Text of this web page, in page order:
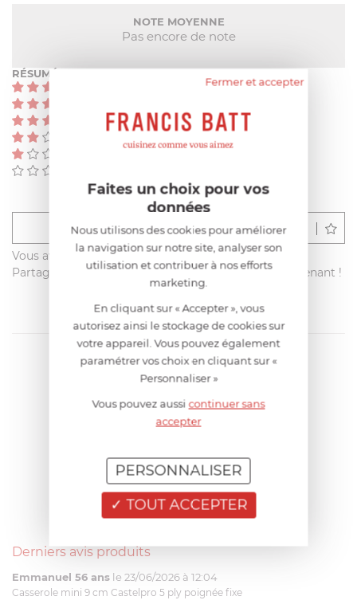
NOTE MOYENNE
Pas encore de note
RÉSUMÉ
Déposer un avis
Vous avez acheté ce produit sur francisbatt.com ?
Partagez votre avis avec les autres clients dès maintenant !
Derniers avis produits
Emmanuel 56 ans le 23/06/2026 à 12:04
Casserole mini 9 cm Castelpro 5 ply poignée fixe
Fermer et accepter
Faites un choix pour vos
données
Nous utilisons des cookies pour améliorer
la navigation sur notre site, analyser son
utilisation et contribuer à nos efforts
marketing.
En cliquant sur « Accepter », vous
autorisez ainsi le stockage de cookies sur
votre appareil. Vous pouvez également
paramétrer vos choix en cliquant sur «
Personnaliser »
Vous pouvez aussicontinuer sans
accepter
TOUT ACCEPTER
PERSONNALISER